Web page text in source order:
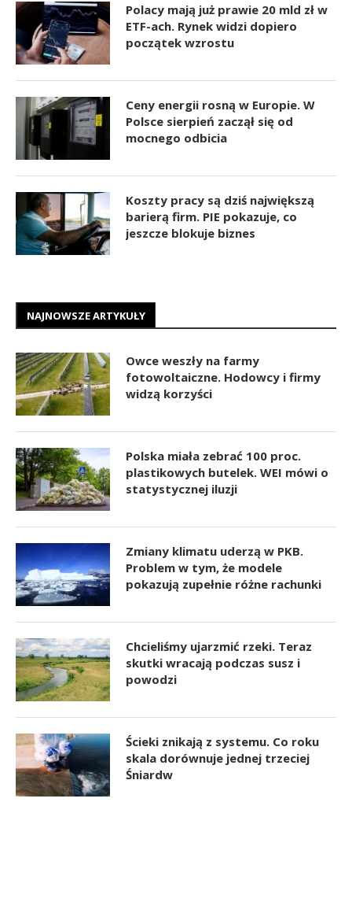
Polacy mają już prawie 20 mld zł w
ETF-ach. Rynek widzi dopiero
początek wzrostu
Ceny energii rosną w Europie. W
Polsce sierpień zaczął się od
mocnego odbicia
Koszty pracy są dziś największą
barierą firm. PIE pokazuje, co
jeszcze blokuje biznes
NAJNOWSZE ARTYKUŁY
Owce weszły na farmy
fotowoltaiczne. Hodowcy i firmy
widzą korzyści
Polska miała zebrać 100 proc.
plastikowych butelek. WEI mówi o
statystycznej iluzji
Zmiany klimatu uderzą w PKB.
Problem w tym, że modele
pokazują zupełnie różne rachunki
Chcieliśmy ujarzmić rzeki. Teraz
skutki wracają podczas susz i
powodzi
Ścieki znikają z systemu. Co roku
skala dorównuje jednej trzeciej
Śniardw